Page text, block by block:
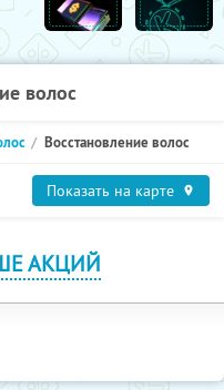
волос
Восстановление волос
Показать на карте
АКЦИЙ